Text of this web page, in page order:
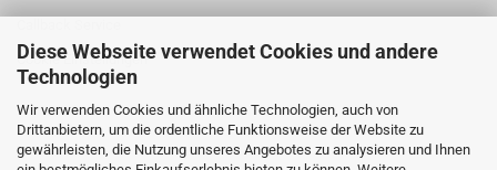
Diese Webseite verwendet Cookies und andere
Technologien
Wir verwenden Cookies und ähnliche Technologien, auch von
Drittanbietern, um die ordentliche Funktionsweise der Website zu
gewährleisten, die Nutzung unseres Angebotes zu analysieren und Ihnen
Cookie Einstellungen